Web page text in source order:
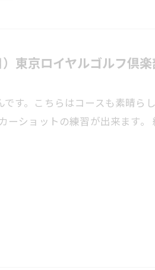
東京ロイヤルゴルフ倶楽
す。こちらはコースも素晴ら
ショットの練習が出来ます。